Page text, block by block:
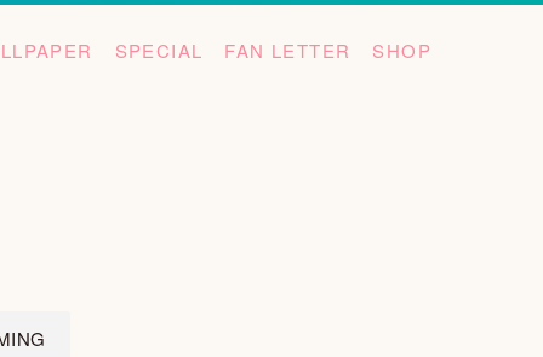
SPECIAL FAN LETTER SHOP